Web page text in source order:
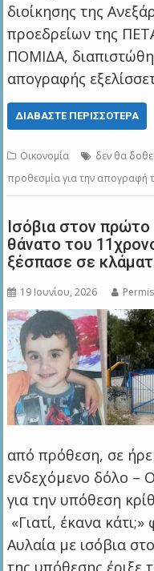
διοίκησης της
προεδρείων της
ΠΟΜΙΔΑ,
απογραφής
ΔΙΑΒΆΣΤΕ ΠΕΡΙΣΣΌΤΕΡΑ
Οικονομία δεν θα
προθεσμία για την απογραφή
Ισόβια στον
θάνατο του
ξέσπασε σε
19 Ιουνίου, 2026
από πρόθεση, σε
ενδεχόμενο δόλο –
για την υπόθεση
«Γιατί, έκανα
Αυλαία με ισόβια